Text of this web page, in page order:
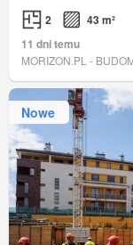
2
43 m²
11 dni temu
MORIZON.PL -
Nowe